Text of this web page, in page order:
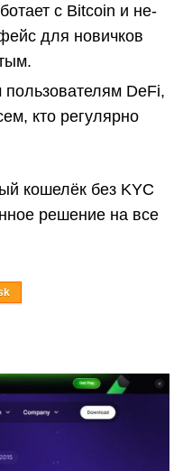
с Bitcoin и не-
для новичков
DeFi,
кто регулярно
кошелёк без KYC
решение на все